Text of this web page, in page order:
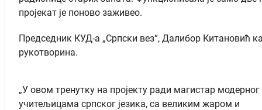
пројекат је поново заживео.
Председник КУД-а „Српски вез“, Далибор Китановић
рукотворина.
„У овом тренутку на пројекту ради магистар
учитељицама српског језика, са великим жаром и